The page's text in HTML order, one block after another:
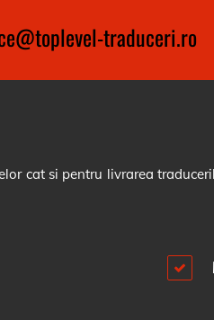
traduceri.ro
cat si pentru livrarea